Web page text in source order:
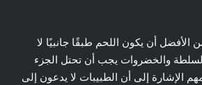
الأفضل أن يكون اللحم طبقًا جانبيًا لا
والخضروات يجب أن تحتل الجزء
الإشارة إلى أن الطبيبات لا يدعون إلى